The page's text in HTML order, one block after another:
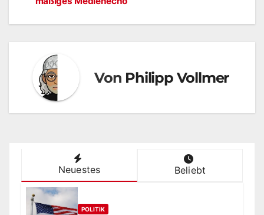
Von Philipp Vollmer
Neuestes Beliebt
POLITIK